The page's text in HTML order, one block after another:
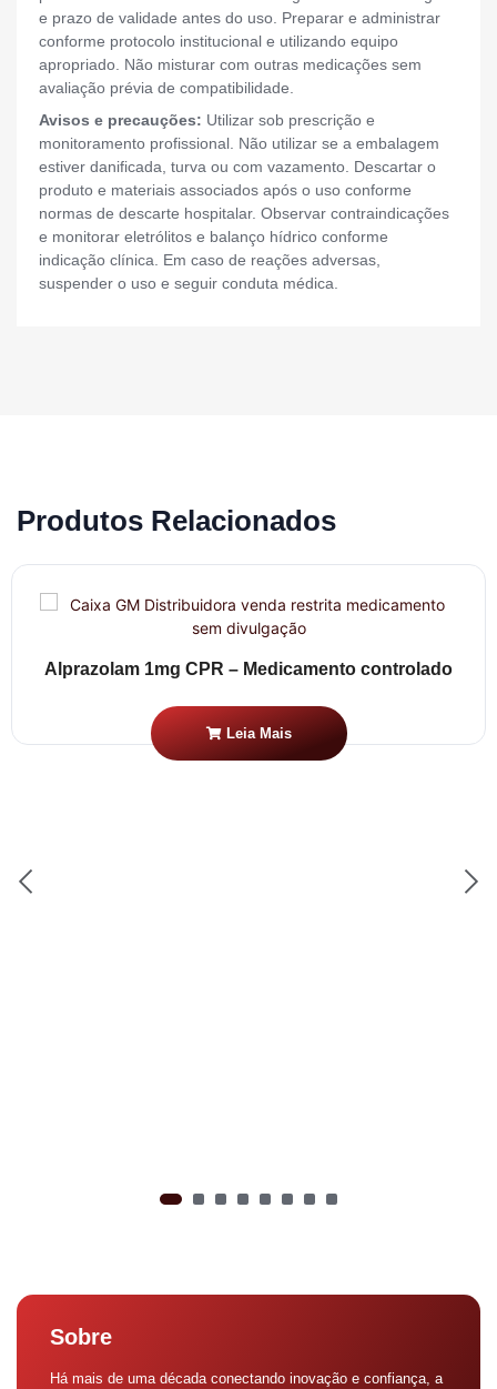
e prazo de validade antes do uso. Preparar e administrar
conforme protocolo institucional e utilizando equipo
apropriado. Não misturar com outras medicações sem
avaliação prévia de compatibilidade.
Avisos e precauções: Utilizar sob prescrição e
monitoramento profissional. Não utilizar se a embalagem
estiver danificada, turva ou com vazamento. Descartar o
produto e materiais associados após o uso conforme
normas de descarte hospitalar. Observar contraindicações
e monitorar eletrólitos e balanço hídrico conforme
indicação clínica. Em caso de reações adversas,
suspender o uso e seguir conduta médica.
Produtos Relacionados
Alprazolam 1mg CPR – Medicamento controlado
Leia Mais
Sobre
Há mais de uma década conectando inovação e confiança, a